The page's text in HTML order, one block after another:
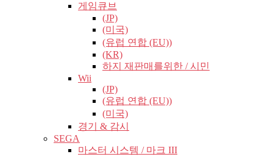
게임큐브
(JP)
(미국)
(유럽​​ 연합 (EU))
(KR)
하지 재판매를위한 / 시민
Wii
(JP)
(유럽​​ 연합 (EU))
(미국)
경기 & 감시
SEGA
마스터 시스템 / 마크 III